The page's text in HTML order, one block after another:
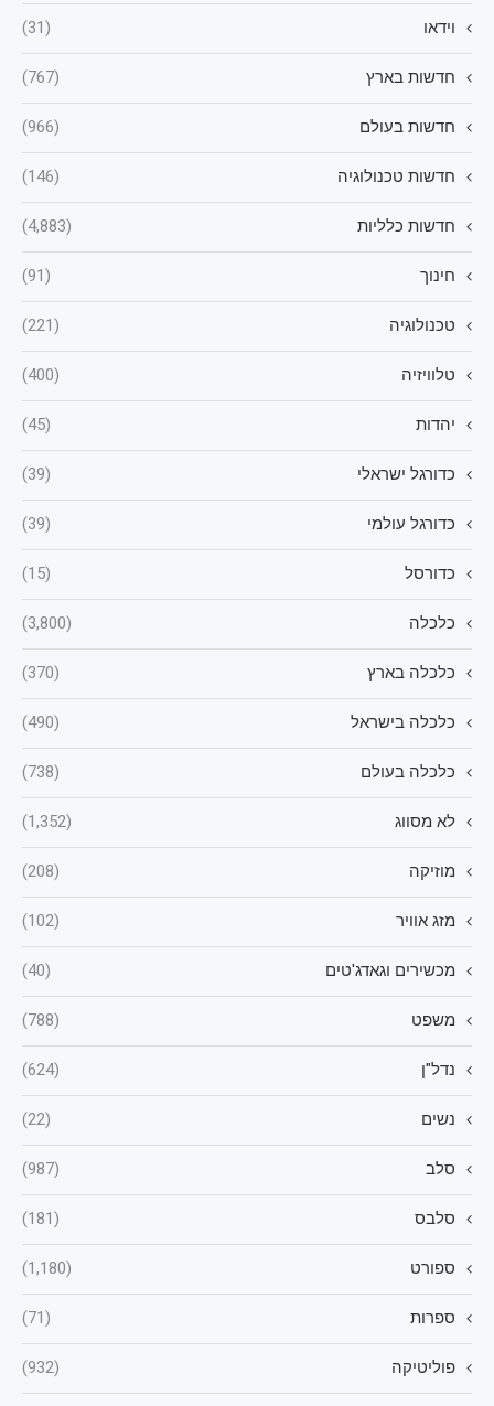
וידאו (31)
חדשות בארץ (767)
חדשות בעולם (966)
חדשות טכנולוגיה (146)
חדשות כלליות (4,883)
חינוך (91)
טכנולוגיה (221)
טלוויזיה (400)
יהדות (45)
כדורגל ישראלי (39)
כדורגל עולמי (39)
כדורסל (15)
כלכלה (3,800)
כלכלה בארץ (370)
כלכלה בישראל (490)
כלכלה בעולם (738)
לא מסווג (1,352)
מוזיקה (208)
מזג אוויר (102)
מכשירים וגאדג'טים (40)
משפט (788)
נדל"ן (624)
נשים (22)
סלב (987)
סלבס (181)
ספורט (1,180)
ספרות (71)
פוליטיקה (932)